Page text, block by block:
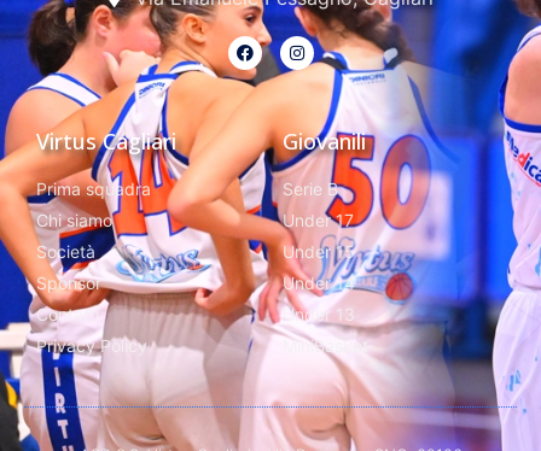
Virtus Cagliari
Prima squadra
Chi siamo
Società
Sponsor
Contatti
Privacy Policy
Giovanili
Serie B
Under 17
Under 15
Under 14
Under 13
MiniBasket